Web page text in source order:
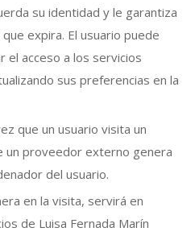
su identidad y le garantiza
expira. El usuario puede
el acceso a los servicios
sus preferencias en la
que un usuario visita un
un proveedor externo genera
del usuario.
en la visita, servirá en
de Luisa Fernada Marín